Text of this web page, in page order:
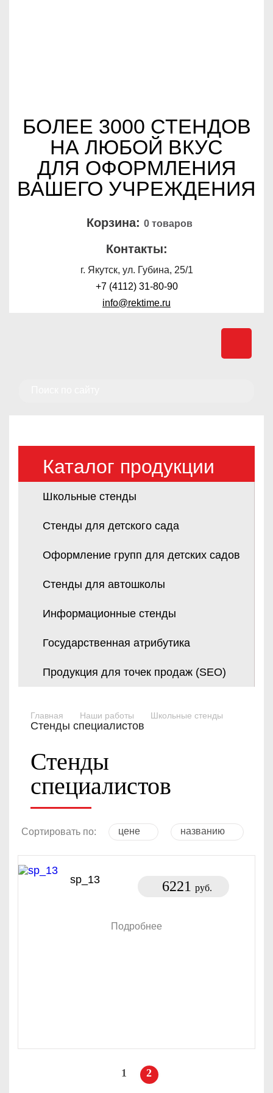
БОЛЕЕ 3000 СТЕНДОВ
НА ЛЮБОЙ ВКУС
ДЛЯ ОФОРМЛЕНИЯ
ВАШЕГО УЧРЕЖДЕНИЯ
Корзина: 0 товаров
Контакты:
г. Якутск, ул. Губина, 25/1
+7 (4112) 31-80-90
info@rektime.ru
Каталог продукции
Школьные стенды
Стенды для детского сада
Оформление групп для детских садов
Стенды для автошколы
Информационные стенды
Государственная атрибутика
Продукция для точек продаж (SEO)
Главная Наши работы Школьные стенды
Стенды специалистов
Стенды
специалистов
Сортировать по: цене названию
sp_13 6221 руб.
Подробнее
1 2